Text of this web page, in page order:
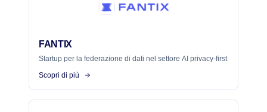
FANTIX
Startup per la federazione di dati nel settore AI privacy-first
Scopri di più